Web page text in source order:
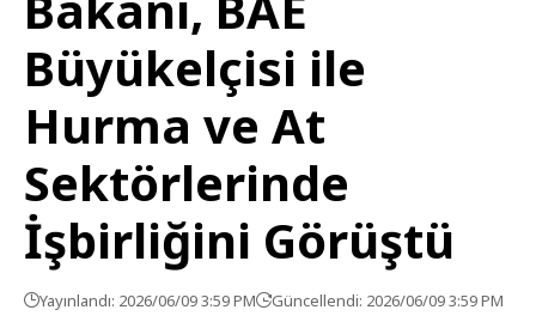
Büyükelçisi ile
Hurma ve At
Sektörlerinde
İşbirliğini Görüştü
Yayınlandı: 2026/06/09 3:59 PM Güncellendi: 2026/06/09 3:59 PM